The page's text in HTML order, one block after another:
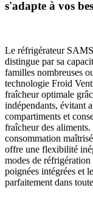
s'adapte à vos
Le réfrigérateur
distingue par sa
familles nombreuses
technologie Froid
fraîcheur optimale
indépendants, évitant
compartiments et
fraîcheur des
consommation
offre une flexibilité
modes de
poignées intégrées et
parfaitement dans